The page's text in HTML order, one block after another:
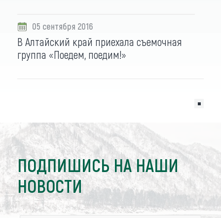
05 сентября 2016
В Алтайский край приехала съемочная
группа «Поедем, поедим!»
ПОДПИШИСЬ НА НАШИ
НОВОСТИ